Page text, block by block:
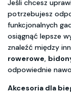
Jeśli chcesz
potrzebujesz
funkcjonalnych
osiągnąć lepsze
znaleźć między
rowerowe,
odpowiednie
Akcesoria dla